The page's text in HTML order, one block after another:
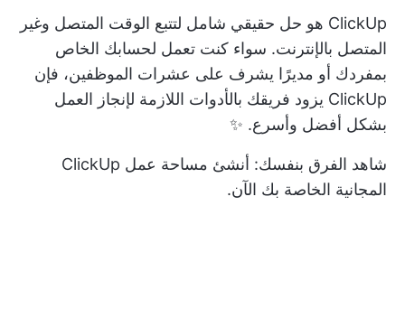
ClickUp هو حل حقيقي شامل لتتبع الوقت المتصل وغير
المتصل بالإنترنت. سواء كنت تعمل لحسابك الخاص
بمفردك أو مديرًا يشرف على عشرات الموظفين، فإن
ClickUp يزود فريقك بالأدوات اللازمة لإنجاز العمل
بشكل أفضل وأسرع. ✨
شاهد الفرق بنفسك:
أنشئ مساحة عمل ClickUp
المجانية الخاصة بك الآن.